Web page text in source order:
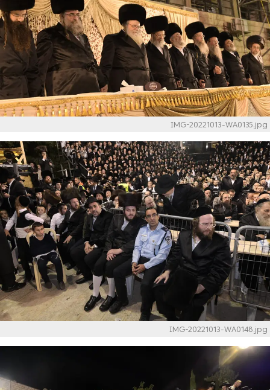
IMG-20221013-WA0135.jpg
IMG-20221013-WA0148.jpg